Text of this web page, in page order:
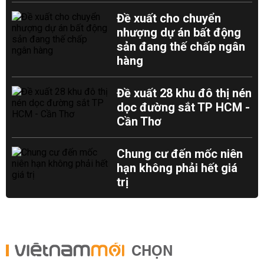
Đề xuất cho chuyển
nhượng dự án bất động
sản đang thế chấp ngân
hàng
Đề xuất 28 khu đô thị nén
dọc đường sắt TP HCM -
Cần Thơ
Chung cư đến mốc niên
hạn không phải hết giá
trị
CHỌN